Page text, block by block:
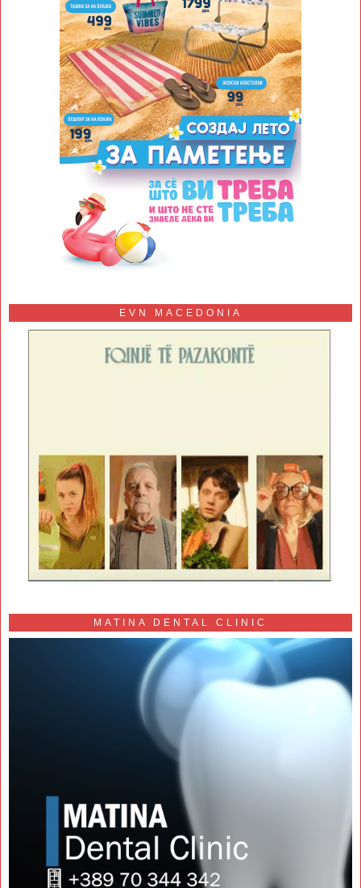
EVN MACEDONIA
MATINA DENTAL CLINIC